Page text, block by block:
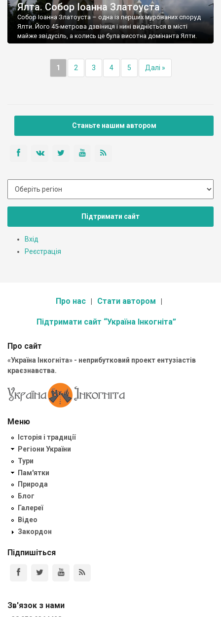
Ялта. Собор Іоанна Златоуста
Собор Іоанна Златоуста – одна із перших мурованих споруд
Ялти. Його 45-метрова дзвіниця і нині видніється в місті
майже звідусіль, а колись це була висотна домінанта Ялти.
1 2 3 4 5 Далі »
Станьте нашим автором
Підтримати сайт
Вхід
Реєстрація
Про нас Стати автором
Підтримати сайт “Україна Інкогніта”
Про сайт
«Україна Інкогніта» - неприбутковий проект ентузіастів
краєзнавства.
Меню
Історія і традиції
Регіони України
Тури
Пам'ятки
Природа
Блог
Галереї
Відео
Закордон
Підпишіться
Зв'язок з нами